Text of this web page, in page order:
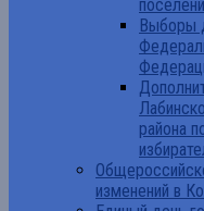
Выборы
района
изменений в